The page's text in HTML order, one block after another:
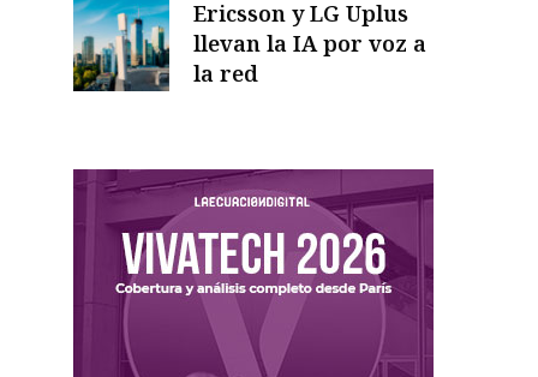
Ericsson y LG Uplus
llevan la IA por voz a
la red